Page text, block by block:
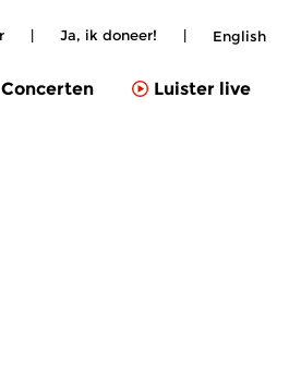
| Ja, ik doneer! | English
Concerten Luister live